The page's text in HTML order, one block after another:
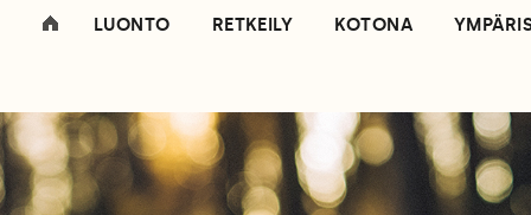
LUONTO RETKEILY KOTONA